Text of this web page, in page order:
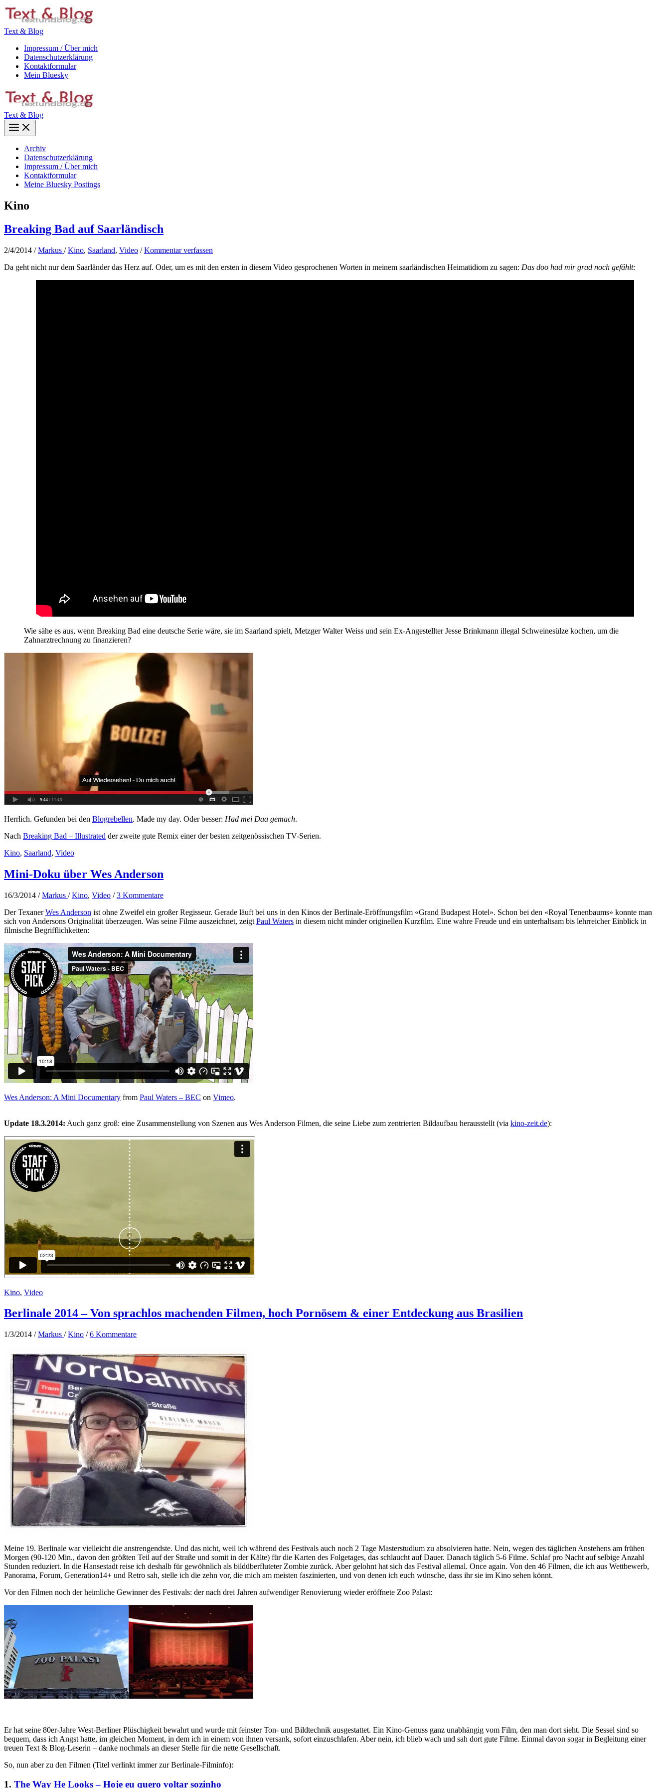
Zum
Inhalt
Text & Blog
Impressum / Über mich
Datenschutzerklärung
Kontaktformular
Mein Bluesky
Text & Blog
Main
Menu
Archiv
Datenschutzerklärung
Impressum / Über mich
Kontaktformular
Meine Bluesky Postings
Kino
Breaking Bad auf Saarländisch
2/4/2014 /Markus /Kino, Saarland, Video /Kommentar verfassen
Da geht nicht nur dem Saarländer das Herz auf. Oder, um es mit den ersten in diesem Video gesprochenen Worten in meinem saarländischen Heimatidiom zu sagen: Das doo had mir grad noch gefählt:
Wie sähe es aus, wenn Breaking Bad eine deutsche Serie wäre, sie im Saarland spielt, Metzger Walter Weiss und sein Ex-Angestellter Jesse Brinkmann illegal Schweinesülze kochen, um die
Zahnarztrechnung zu finanzieren?
Herrlich. Gefunden bei den Blogrebellen. Made my day. Oder besser: Had mei Daa gemach.
Nach Breaking Bad – Illustrated der zweite gute Remix einer der besten zeitgenössischen TV-Serien.
Kino, Saarland, Video
Mini-Doku über Wes Anderson
16/3/2014 /Markus /Kino, Video /3 Kommentare
Der TexanerWes Anderson ist ohne Zweifel ein großer Regisseur. Gerade läuft bei uns in den Kinos der Berlinale-Eröffnungsfilm «Grand Budapest Hotel». Schon bei den «Royal Tenenbaums» konnte man
sich von Andersons Originalität überzeugen. Was seine Filme auszeichnet, zeigt Paul Waters in diesem nicht minder originellen Kurzfilm. Eine wahre Freude und ein unterhaltsam bis lehrreicher Einblick in
filmische Begrifflichkeiten:
Wes Anderson: A Mini Documentary from Paul Waters – BEC on Vimeo.
Update 18.3.2014: Auch ganz groß: eine Zusammenstellung von Szenen aus Wes Anderson Filmen, die seine Liebe zum zentrierten Bildaufbau herausstellt (via kino-zeit.de):
Kino, Video
Berlinale 2014 – Von sprachlos machenden Filmen, hoch Pornösem & einer Entdeckung aus Brasilien
1/3/2014 /Markus /Kino /6 Kommentare
Meine 19. Berlinale war vielleicht die anstrengendste. Und das nicht, weil ich während des Festivals auch noch 2 Tage Masterstudium zu absolvieren hatte. Nein, wegen des täglichen Anstehens am frühen
Morgen (90-120 Min., davon den größten Teil auf der Straße und somit in der Kälte) für die Karten des Folgetages, das schlaucht auf Dauer. Danach täglich 5-6 Filme. Schlaf pro Nacht auf selbige Anzahl
Stunden reduziert. In die Hansestadt reise ich deshalb für gewöhnlich als bildüberfluteter Zombie zurück. Aber gelohnt hat sich das Festival allemal. Once again. Von den 46 Filmen, die ich aus Wettbewerb,
Panorama, Forum, Generation14+ und Retro sah, stelle ich die zehn vor, die mich am meisten faszinierten, und von denen ich euch wünsche, dass ihr sie im Kino sehen könnt.
Vor den Filmen noch der heimliche Gewinner des Festivals: der nach drei Jahren aufwendiger Renovierung wieder eröffnete Zoo Palast:
Er hat seine 80er-Jahre West-Berliner Plüschigkeit bewahrt und wurde mit feinster Ton- und Bildtechnik ausgestattet. Ein Kino-Genuss ganz unabhängig vom Film, den man dort sieht. Die Sessel sind so
bequem, dass ich Angst hatte, im gleichen Moment, in dem ich in einem von ihnen versank, sofort einzuschlafen. Aber nein, ich blieb wach und sah dort gute Filme. Einmal davon sogar in Begleitung einer
treuen Text & Blog-Leserin – danke nochmals an dieser Stelle für die nette Gesellschaft.
So, nun aber zu den Filmen (Titel verlinkt immer zur Berlinale-Filminfo):
1. The Way He Looks – Hoje eu quero voltar sozinho